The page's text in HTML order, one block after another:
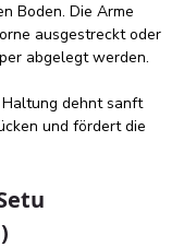
Boden. Die Arme
ausgestreckt oder
abgelegt werden.
Haltung dehnt sanft
und fördert die